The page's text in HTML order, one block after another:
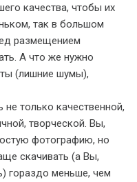
качества, чтобы их
так в большом
размещением
А что же нужно
(лишние шумы),
только качественной,
творческой. Вы,
фотографию, но
скачивать (а Вы,
гораздо меньше, чем